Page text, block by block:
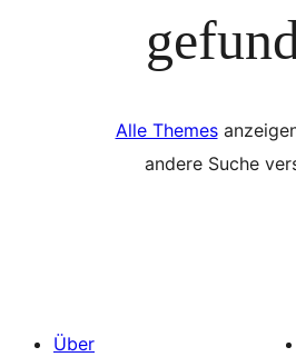
Alle Themes
andere Suche
Über